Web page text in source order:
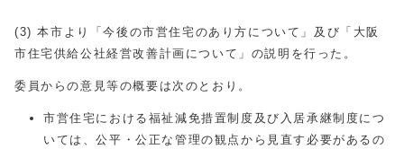
(3) 本市より「今後の市営住宅のあり方について」及び「大阪
市住宅供給公社経営改善計画について」の説明を行った。
委員からの意見等の概要は次のとおり。
市営住宅における福祉減免措置制度及び入居承継制度につ
いては、公平・公正な管理の観点から見直す必要があるの